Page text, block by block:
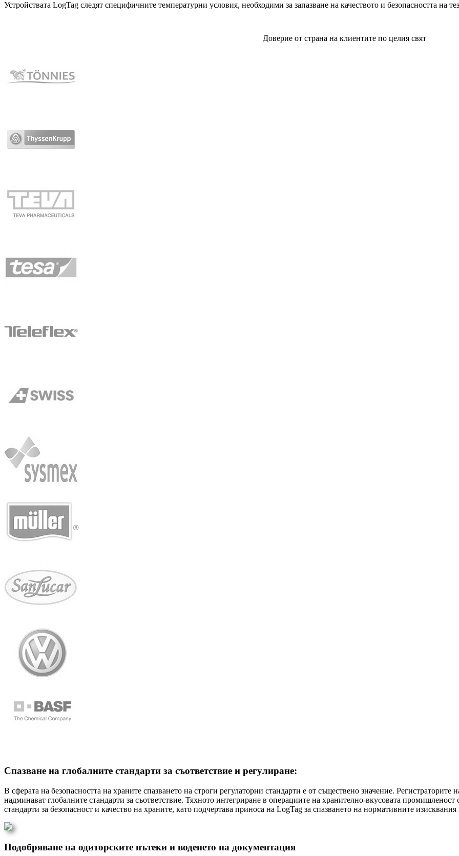
Устройствата LogTag следят специфичните температурни условия, необходими за запазване на качеството и безопасността на
Доверие от страна на клиентите по целия свят
Спазване на глобалните стандарти за съответствие и регулиране:
В сферата на безопасността на храните спазването на строги регулаторни стандарти е от съществено значение.
надминават глобалните стандарти за съответствие. Тяхното интегриране в операциите на хранително-вкусовата
стандарти за безопасност и качество на храните, като подчертава приноса на LogTag за спазването на нормативните
Подобряване на одиторските пътеки и воденето на документация